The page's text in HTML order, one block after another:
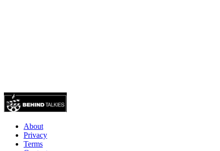
About
Privacy
Terms